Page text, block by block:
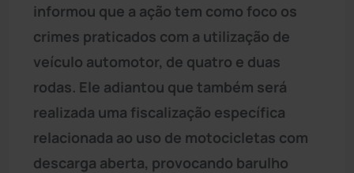
informou que a ação tem como foco os
crimes praticados com a utilização de
veículo automotor, de quatro e duas
rodas. Ele adiantou que também será
realizada uma fiscalização específica
relacionada ao uso de motocicletas com
descarga aberta, provocando barulho